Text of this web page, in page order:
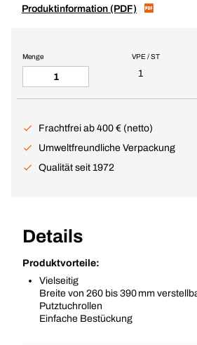
Produktinformation (PDF)
VPE / ST
1
Menge
Frachtfrei ab 400 € (netto)
Umweltfreundliche Verpackung
Qualität seit 1972
Details
Produktvorteile:
Vielseitig
Breite von 260 bis 390 mm
Putztuchrollen
Einfache Bestückung